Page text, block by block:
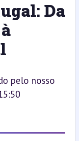
Da
pelo nosso